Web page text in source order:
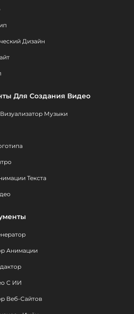
Дизайн
Для Создания Видео
Музыки
Текста
Анимации
С ИИ
Веб-Сайтов